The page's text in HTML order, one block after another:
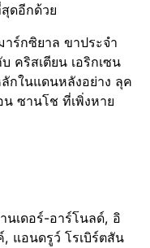
ดอีกด้วย
ร์กซิยาล ขาประจำ
คริสเตียน​ เอริก​เซน​
กในแดนหลังอย่าง ลุค
น ซานโช ที่เพิ่งหาย
นเดอร์-อาร์โนลด์, อิ
, แอนดรูว์ โรเบิร์ตสัน